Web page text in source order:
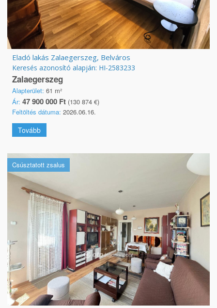
Eladó lakás Zalaegerszeg, Belváros
Keresés azonosító alapján: HI-2583233
Zalaegerszeg
Alapterület: 61 m²
Ár: 47 900 000 Ft (130 874 €)
Feltöltés dátuma: 2026.06.16.
Tovább
Csúsztatott zsalus